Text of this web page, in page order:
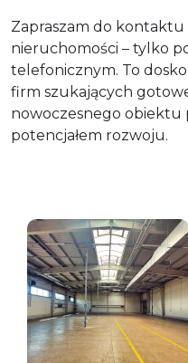
Zapraszam do
nieruchomości – tylko
telefonicznym. To
firm szukających
nowoczesnego obiektu
potencjałem rozwoju.